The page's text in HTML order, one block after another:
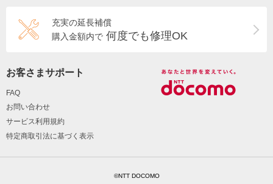
充実の延長補償
購入金額内で 何度でも修理OK
お客さまサポート
FAQ
お問い合わせ
サービス利用規約
特定商取引法に基づく表示
©NTT DOCOMO